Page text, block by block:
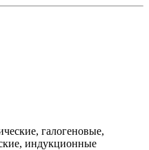
галогеновые,
индукционные